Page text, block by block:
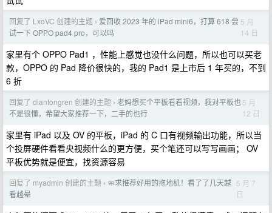
回复了 LxoVC 创建的主题 › 爱回收 2023 年的 iPad mini6，打算 618 尝
试一下 OPPO pad4 pro，可以吗
5 月
14 日
家里有个 OPPO Pad1 ，性能上感觉也没什么问题，所以也可以买老
款，OPPO 的 Pad 降价很快的，我的 Pad1 是上市后 1 年买的，不到
6 折
回复了 diantongren 创建的主题 › 老妈想买个平板看看视频，我对平板也
不是很懂，希望大家推荐一下，二手的也行
5 月
12 日
家里有 iPad 以及 OV 的平板，iPad 的 C 口有视频输出功能，所以当
个投屏硬件看看央视频什么的更方便，买个笔还可以写写画画； OV
平板优势就是便宜，找资源容易
回复了 myadmin 创建的主题 › 🧼求推荐好用的拖地机！看了了几天越
看越晕
5 月 7
日